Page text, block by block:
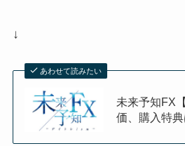
↓
あわせて読みたい
未来予知FX
価、購入特